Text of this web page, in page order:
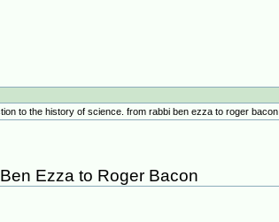
to the history of science. from rabbi ben ezza to roger bacon
Ezza to Roger Bacon